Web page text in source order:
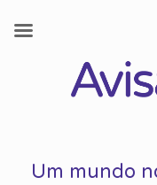
contentUm mundo